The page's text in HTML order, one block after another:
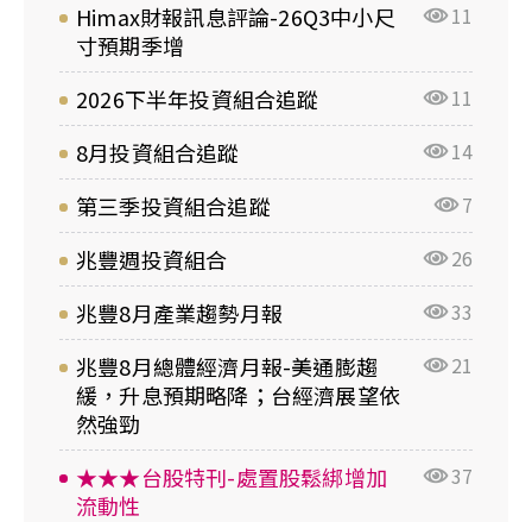
Himax財報訊息評論-26Q3中小尺
寸預期季增
11
2026下半年投資組合追蹤 11
8月投資組合追蹤 14
第三季投資組合追蹤 7
兆豐週投資組合 26
兆豐8月產業趨勢月報 33
兆豐8月總體經濟月報-美通膨趨
緩，升息預期略降；台經濟展望依
然強勁
21
★★★台股特刊-處置股鬆綁增加
流動性
37